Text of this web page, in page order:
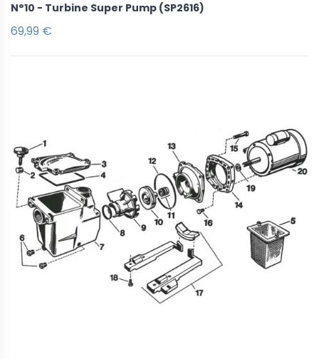
N°10 - Turbine Super Pump (SP2616)
69,99 €